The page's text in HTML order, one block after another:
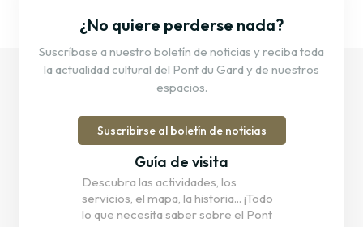
¿No quiere perderse nada?
Suscríbase a nuestro boletín de noticias y reciba toda
la actualidad cultural del Pont du Gard y de nuestros
espacios.
Suscribirse al boletín de noticias
Guía de visita
Descubra las actividades, los
servicios, el mapa, la historia... ¡Todo
lo que necesita saber sobre el Pont